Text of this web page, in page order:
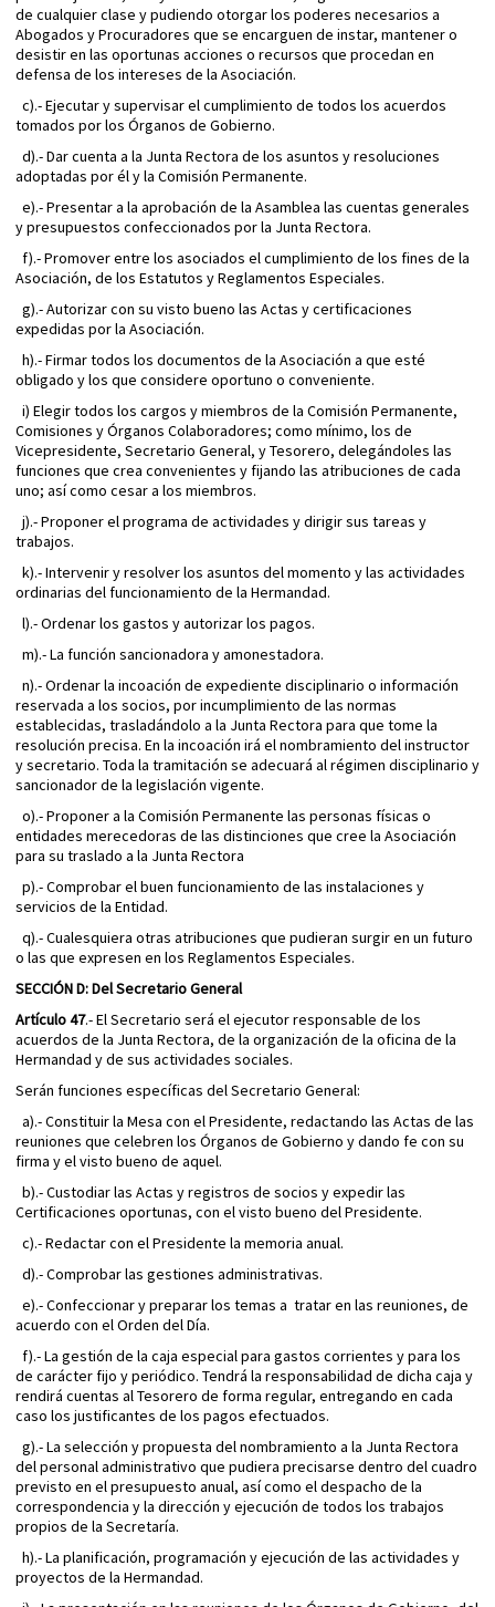
de cualquier clase y pudiendo otorgar los poderes necesarios a
Abogados y Procuradores que se encarguen de instar, mantener o
desistir en las oportunas acciones o recursos que procedan en
defensa de los intereses de la Asociación.
c).- Ejecutar y supervisar el cumplimiento de todos los acuerdos
tomados por los Órganos de Gobierno.
d).- Dar cuenta a la Junta Rectora de los asuntos y resoluciones
adoptadas por él y la Comisión Permanente.
e).- Presentar a la aprobación de la Asamblea las cuentas generales
y presupuestos confeccionados por la Junta Rectora.
f).- Promover entre los asociados el cumplimiento de los fines de la
Asociación, de los Estatutos y Reglamentos Especiales.
g).- Autorizar con su visto bueno las Actas y certificaciones
expedidas por la Asociación.
h).- Firmar todos los documentos de la Asociación a que esté
obligado y los que considere oportuno o conveniente.
i) Elegir todos los cargos y miembros de la Comisión Permanente,
Comisiones y Órganos Colaboradores; como mínimo, los de
Vicepresidente, Secretario General, y Tesorero, delegándoles las
funciones que crea convenientes y fijando las atribuciones de cada
uno; así como cesar a los miembros.
j).- Proponer el programa de actividades y dirigir sus tareas y
trabajos.
k).- Intervenir y resolver los asuntos del momento y las actividades
ordinarias del funcionamiento de la Hermandad.
l).- Ordenar los gastos y autorizar los pagos.
m).- La función sancionadora y amonestadora.
n).- Ordenar la incoación de expediente disciplinario o información
reservada a los socios, por incumplimiento de las normas
establecidas, trasladándolo a la Junta Rectora para que tome la
resolución precisa. En la incoación irá el nombramiento del instructor
y secretario. Toda la tramitación se adecuará al régimen disciplinario y
sancionador de la legislación vigente.
o).- Proponer a la Comisión Permanente las personas físicas o
entidades merecedoras de las distinciones que cree la Asociación
para su traslado a la Junta Rectora
p).- Comprobar el buen funcionamiento de las instalaciones y
servicios de la Entidad.
q).- Cualesquiera otras atribuciones que pudieran surgir en un futuro
o las que expresen en los Reglamentos Especiales.
SECCIÓN D: Del Secretario General
Artículo 47.- El Secretario será el ejecutor responsable de los
acuerdos de la Junta Rectora, de la organización de la oficina de la
Hermandad y de sus actividades sociales.
Serán funciones específicas del Secretario General:
a).- Constituir la Mesa con el Presidente, redactando las Actas de las
reuniones que celebren los Órganos de Gobierno y dando fe con su
firma y el visto bueno de aquel.
b).- Custodiar las Actas y registros de socios y expedir las
Certificaciones oportunas, con el visto bueno del Presidente.
c).- Redactar con el Presidente la memoria anual.
d).- Comprobar las gestiones administrativas.
e).- Confeccionar y preparar los temas a tratar en las reuniones, de
acuerdo con el Orden del Día.
f).- La gestión de la caja especial para gastos corrientes y para los
de carácter fijo y periódico. Tendrá la responsabilidad de dicha caja y
rendirá cuentas al Tesorero de forma regular, entregando en cada
caso los justificantes de los pagos efectuados.
g).- La selección y propuesta del nombramiento a la Junta Rectora
del personal administrativo que pudiera precisarse dentro del cuadro
previsto en el presupuesto anual, así como el despacho de la
correspondencia y la dirección y ejecución de todos los trabajos
propios de la Secretaría.
h).- La planificación, programación y ejecución de las actividades y
proyectos de la Hermandad.